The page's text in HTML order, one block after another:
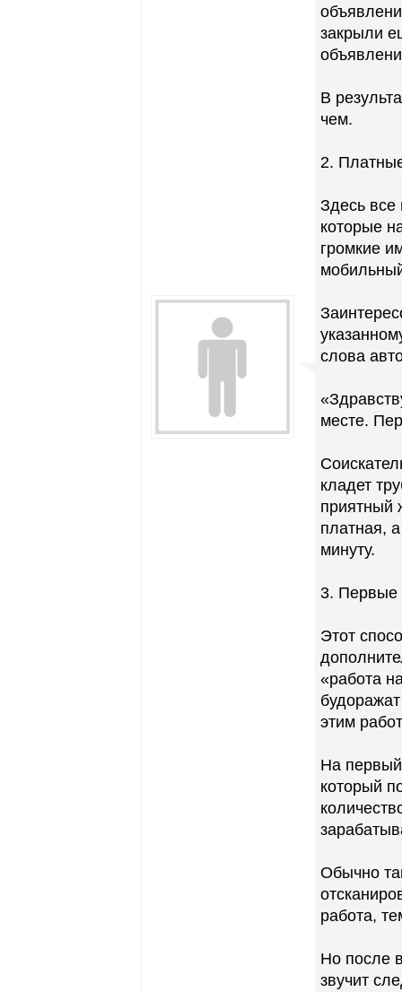
закрыли
В
чем.
2.
Здесь все
которые
громкие
слова
месте.
кладет
приятный
платная,
минуту.
3. Первые
Этот
«работа
этим
На
который
Обычно
работа,
Но после
звучит